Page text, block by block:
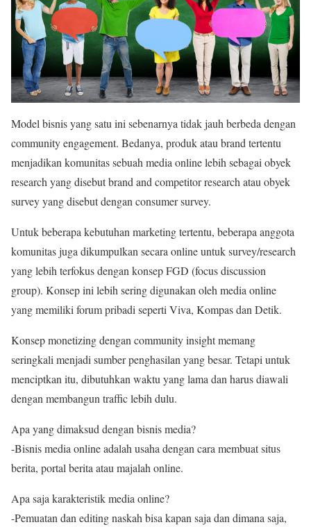
Model bisnis yang satu ini sebenarnya tidak jauh berbeda dengan
community engagement. Bedanya, produk atau brand tertentu
menjadikan komunitas sebuah media online lebih sebagai obyek
research yang disebut brand and competitor research atau obyek
survey yang disebut dengan consumer survey.
Untuk beberapa kebutuhan marketing tertentu, beberapa anggota
komunitas juga dikumpulkan secara online untuk survey/research
yang lebih terfokus dengan konsep FGD (focus discussion
group). Konsep ini lebih sering digunakan oleh media online
yang memiliki forum pribadi seperti Viva, Kompas dan Detik.
Konsep monetizing dengan community insight memang
seringkali menjadi sumber penghasilan yang besar. Tetapi untuk
menciptkan itu, dibutuhkan waktu yang lama dan harus diawali
dengan membangun traffic lebih dulu.
Apa yang dimaksud dengan bisnis media?
-Bisnis media online adalah usaha dengan cara membuat situs
berita, portal berita atau majalah online.
Apa saja karakteristik media online?
-Pemuatan dan editing naskah bisa kapan saja dan dimana saja,